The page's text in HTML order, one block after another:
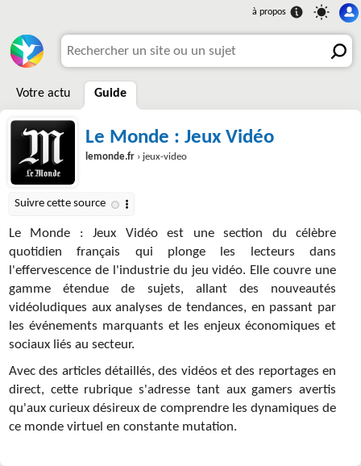
Votre actu Guide
Le Monde : Jeux Vidéo
lemonde.fr › jeux-video
Le Monde : Jeux Vidéo est une section du célèbre
quotidien français qui plonge les lecteurs dans
l'effervescence de l'industrie du jeu vidéo. Elle couvre une
gamme étendue de sujets, allant des nouveautés
vidéoludiques aux analyses de tendances, en passant par
les événements marquants et les enjeux économiques et
sociaux liés au secteur.
Avec des articles détaillés, des vidéos et des reportages en
direct, cette rubrique s'adresse tant aux gamers avertis
qu'aux curieux désireux de comprendre les dynamiques de
ce monde virtuel en constante mutation.